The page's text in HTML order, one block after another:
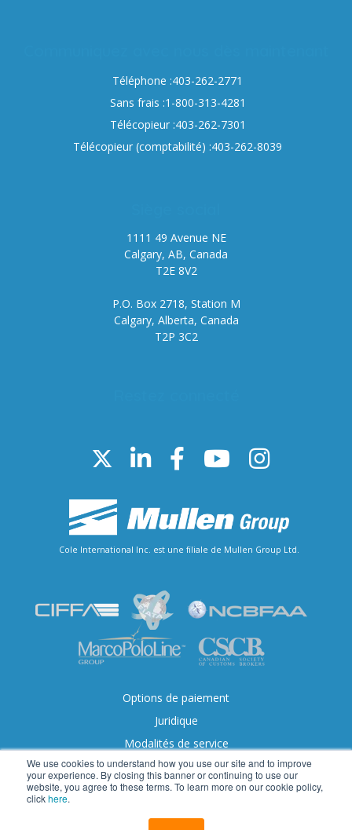
We use cookies to understand how you use our site and to improve
your experience. By closing this banner or continuing to use our
website, you agree to these terms. To learn more on our cookie policy,
clickhere.
Téléphone :403-262-2771
Sans frais :1-800-313-4281
Télécopieur :403-262-7301
Télécopieur (comptabilité) :403-262-8039
1111 49 Avenue NE
Calgary, AB, Canada
T2E 8V2
P.O. Box 2718, Station M
Calgary, Alberta, Canada
T2P 3C2
Cole International Inc. est une filiale de Mullen Group Ltd.
Options de paiement
Juridique
Modalités de service
Accessibilité